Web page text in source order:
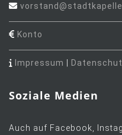
Konto
Impressum
Soziale Medien
Auch auf Facebook,